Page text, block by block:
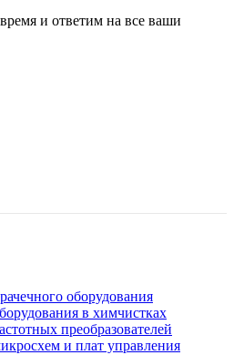
и ответим на все ваши
оборудования
в химчистках
преобразователей
и плат управления